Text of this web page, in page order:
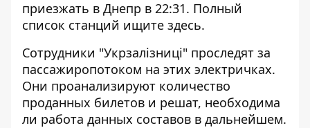
приезжать в Днепр в 22:31. Полный
список станций ищите здесь.
Сотрудники "Укрзалізниці" проследят за
пассажиропотоком на этих электричках.
Они проанализируют количество
проданных билетов и решат, необходима
ли работа данных составов в дальнейшем.